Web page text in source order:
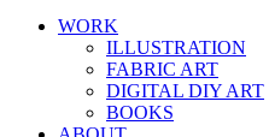
WORK
ILLUSTRATION
FABRIC ART
DIGITAL DIY ART
BOOKS